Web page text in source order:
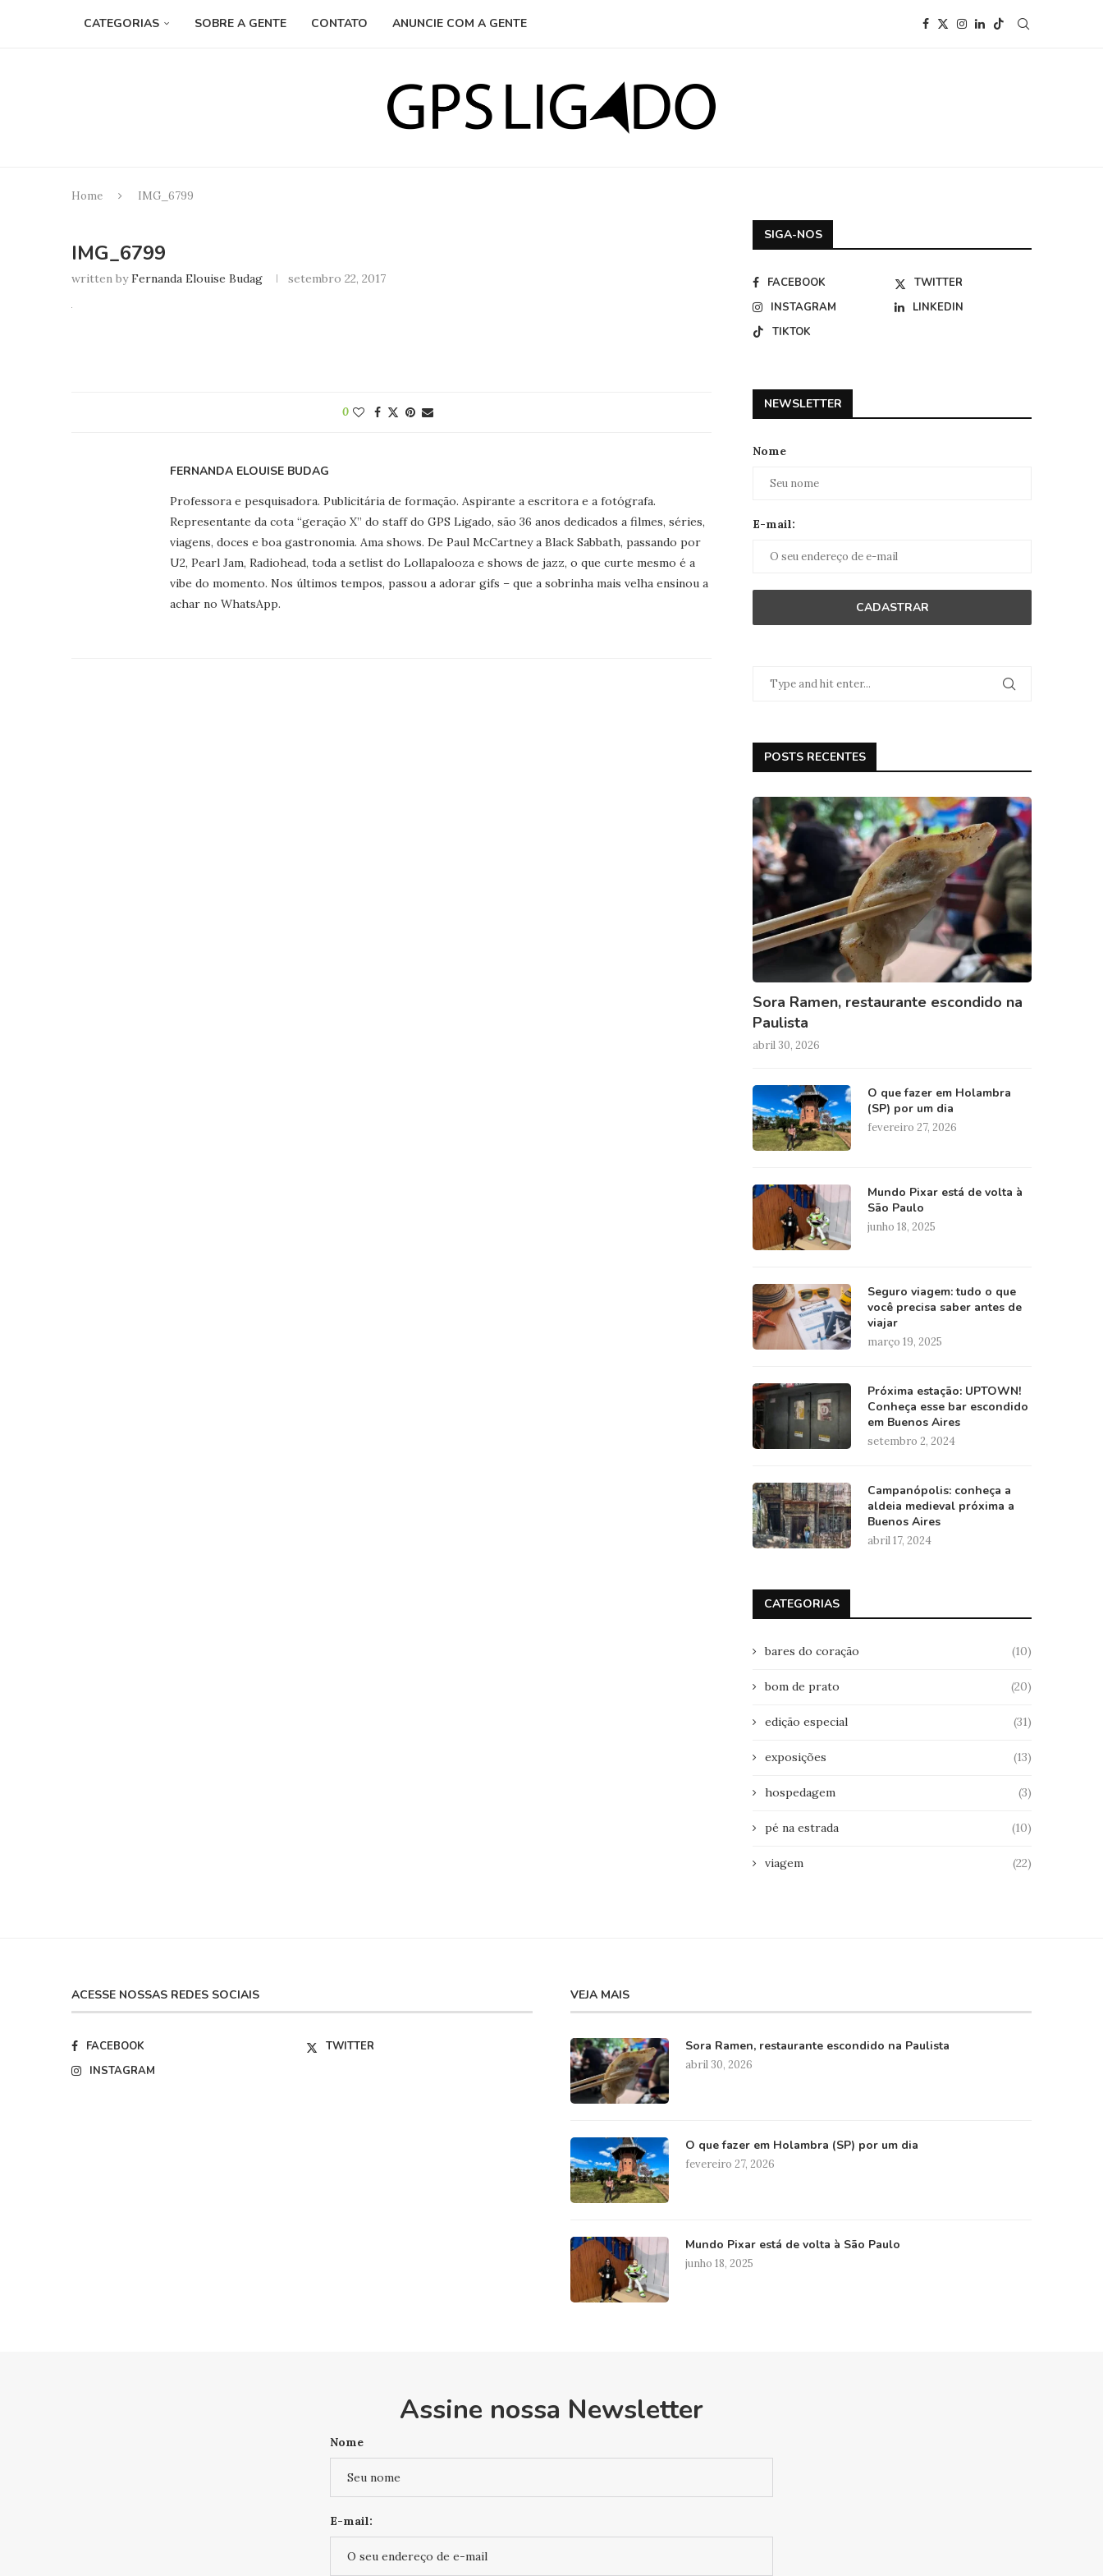
CATEGORIAS SOBRE A GENTE CONTATO ANUNCIE COM A GENTE
Home IMG_6799
IMG_6799
written byFernanda Elouise Budag setembro 22, 2017
0
FERNANDA ELOUISE BUDAG
Professora e pesquisadora. Publicitária de formação. Aspirante a escritora e a fotógrafa.
Representante da cota “geração X” do staff do GPS Ligado, são 36 anos dedicados a filmes, séries,
viagens, doces e boa gastronomia. Ama shows. De Paul McCartney a Black Sabbath, passando por
U2, Pearl Jam, Radiohead, toda a setlist do Lollapalooza e shows de jazz, o que curte mesmo é a
vibe do momento. Nos últimos tempos, passou a adorar gifs – que a sobrinha mais velha ensinou a
achar no WhatsApp.
SIGA-NOS
FACEBOOK
TWITTER
INSTAGRAM
LINKEDIN
TIKTOK
NEWSLETTER
Nome
E-mail:
POSTS RECENTES
Sora Ramen, restaurante escondido na
Paulista
abril 30, 2026
O que fazer em Holambra
(SP) por um dia
fevereiro 27, 2026
Mundo Pixar está de volta à
São Paulo
junho 18, 2025
Seguro viagem: tudo o que
você precisa saber antes de
viajar
março 19, 2025
Próxima estação: UPTOWN!
Conheça esse bar escondido
em Buenos Aires
setembro 2, 2024
Campanópolis: conheça a
aldeia medieval próxima a
Buenos Aires
abril 17, 2024
CATEGORIAS
bares do coração (10)
bom de prato (20)
edição especial (31)
exposições (13)
hospedagem (3)
pé na estrada (10)
viagem (22)
ACESSE NOSSAS REDES SOCIAIS
FACEBOOK
TWITTER
INSTAGRAM
VEJA MAIS
Sora Ramen, restaurante escondido na Paulista
abril 30, 2026
O que fazer em Holambra (SP) por um dia
fevereiro 27, 2026
Mundo Pixar está de volta à São Paulo
junho 18, 2025
Assine nossa Newsletter
Nome
E-mail: